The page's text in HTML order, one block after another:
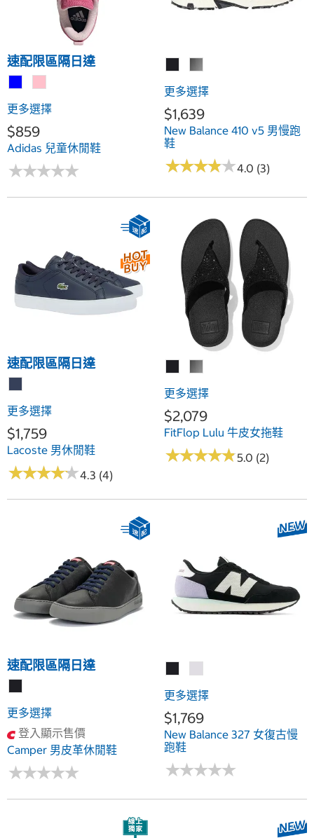
速配限區隔日達
更多選擇
$859
Adidas 兒童休閒鞋
★★★★★
★★★★★
更多選擇
$1,639
New Balance 410 v5 男慢跑
鞋
★★★★★
★★★★★4.0 (3)
速配限區隔日達
更多選擇
$1,759
Lacoste 男休閒鞋
★★★★★
★★★★★4.3 (4)
更多選擇
$2,079
FitFlop Lulu 牛皮女拖鞋
★★★★★
★★★★★5.0 (2)
速配限區隔日達
更多選擇
登入顯示售價
Camper 男皮革休閒鞋
★★★★★
★★★★★
更多選擇
$1,769
New Balance 327 女復古慢
跑鞋
★★★★★
★★★★★